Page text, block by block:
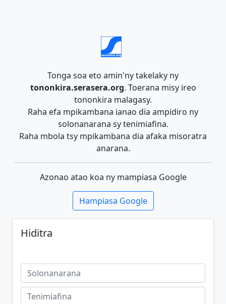
Tonga soa eto amin'ny takelaky ny
tononkira.serasera.org. Toerana misy ireo
tononkira malagasy.
Raha efa mpikambana ianao dia ampidiro ny
solonanarana sy tenimiafina.
Raha mbola tsy mpikambana dia afaka misoratra
anarana.
Azonao atao koa ny mampiasa Google
Hampiasa Google
Hiditra